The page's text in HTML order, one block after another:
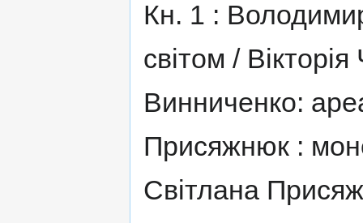
Кн. 1 :
світом /
Винниченко:
Присяжнюк :
Світлана